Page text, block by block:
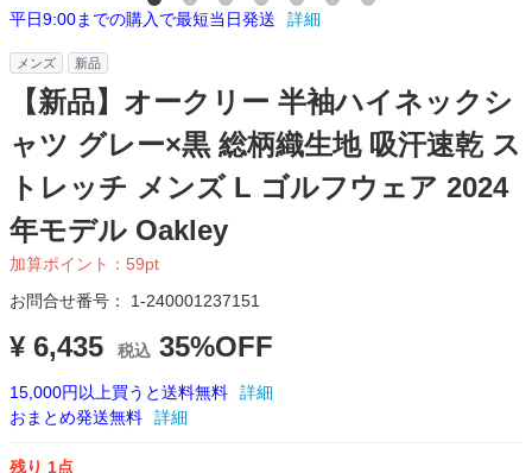
平日9:00までの購入で最短当日発送 詳細
メンズ 新品
【新品】オークリー 半袖ハイネックシ
ャツ グレー×黒 総柄織生地 吸汗速乾 ス
トレッチ メンズ L ゴルフウェア 2024
年モデル Oakley
加算ポイント： 59pt
お問合せ番号： 1-240001237151
¥ 6,435 税込 35%OFF
15,000円以上買うと送料無料
詳細
おまとめ発送無料
詳細
残り 1点